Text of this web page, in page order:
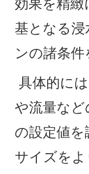
効果を精
基となる
ンの諸条
具体的に
や流量な
の設定値
サイズを